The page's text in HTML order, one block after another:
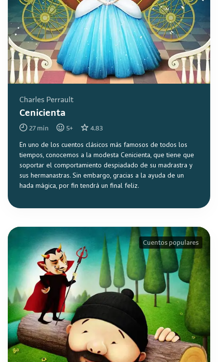
Charles Perrault
Cenicienta
27min 5+ 4.83
En uno de los cuentos clásicos más famosos de todos los
tiempos, conocemos a la modesta Cenicienta, que tiene que
soportar el comportamiento despiadado de su madrastra y
sus hermanastras. Sin embargo, gracias a la ayuda de un
hada mágica, por fin tendrá un final feliz.
Cuentos populares